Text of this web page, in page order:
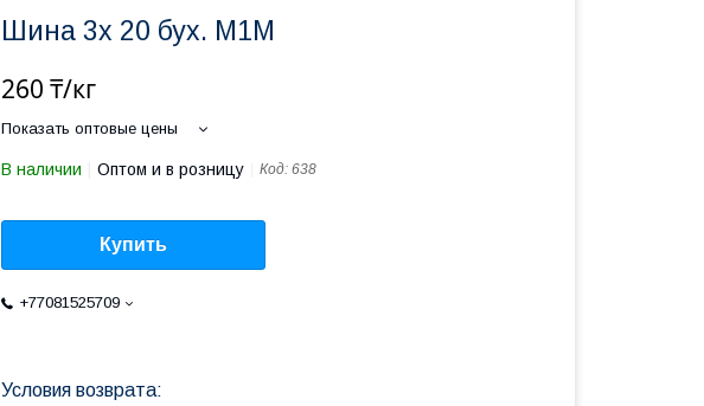
Шина 3х 20 бух. М1М
260 ₸/кг
Показать оптовые цены
В наличии Оптом и в розницу Код: 638
Купить
+77081525709